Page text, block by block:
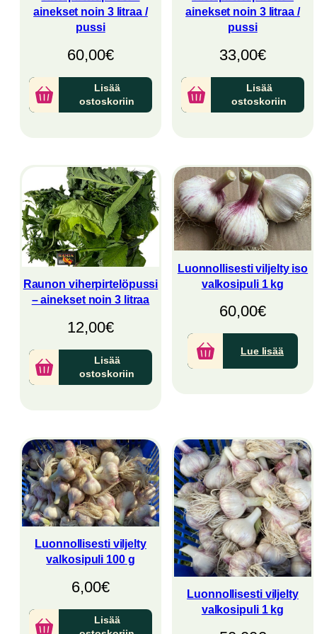
ainekset noin 3 litraa /
pussi
60,00€
Lisää
ostoskoriin
ainekset noin 3 litraa /
pussi
33,00€
Lisää
ostoskoriin
Raunon viherpirtelöpussi
– ainekset noin 3 litraa
12,00€
Lisää
ostoskoriin
Luonnollisesti viljelty iso
valkosipuli 1 kg
60,00€
Lue lisää
Luonnollisesti viljelty
valkosipuli 100 g
6,00€
Lisää
Luonnollisesti viljelty
valkosipuli 1 kg